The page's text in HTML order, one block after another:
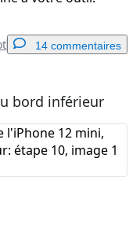
14 commentaires
bord inférieur